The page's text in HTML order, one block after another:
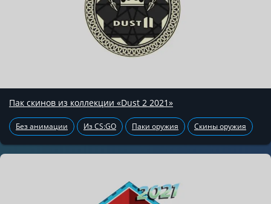
Пак скинов из коллекции «Dust 2 2021»
Без анимации Из CS:GO Паки оружия Скины оружия